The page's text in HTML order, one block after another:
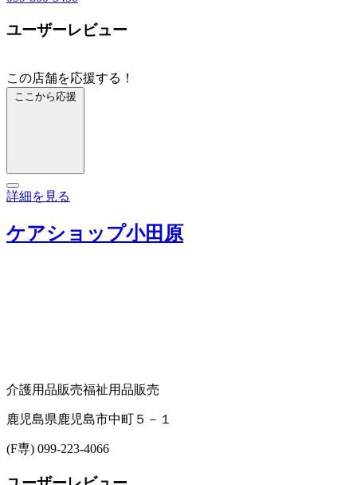
ユーザーレビュー
この店舗を応援する！
ここから応援
詳細を見る
ケアショップ小田原
介護用品販売福祉用品販売
鹿児島県鹿児島市中町５－１
(F専) 099-223-4066